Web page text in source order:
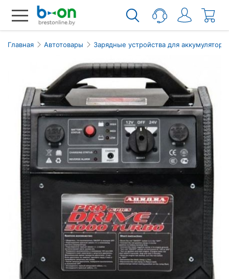
Главная Автотовары Зарядные устройства для